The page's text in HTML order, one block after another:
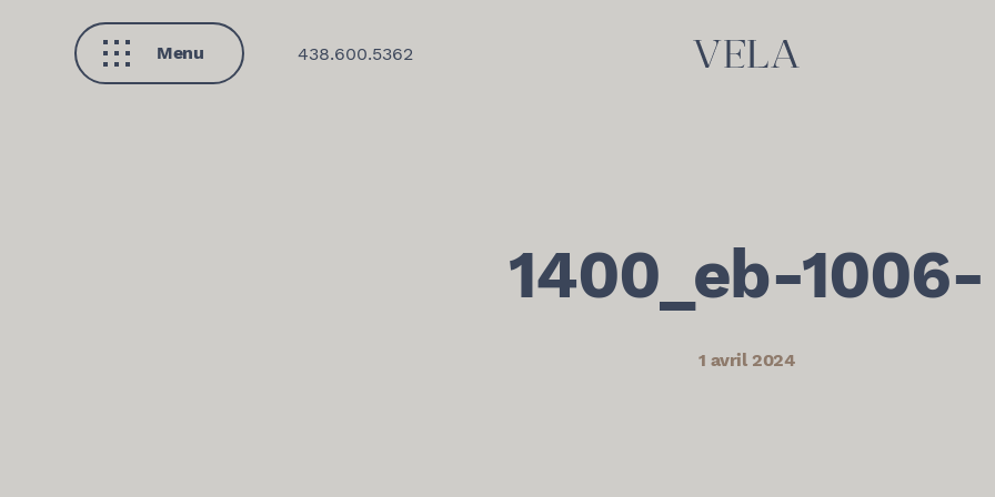
Menu
Fermer
438.600.5362
1400_eb-1006-
1 avril 2024